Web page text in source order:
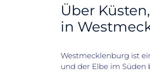
Über
in
Westmecklenburg ist
und der Elbe im